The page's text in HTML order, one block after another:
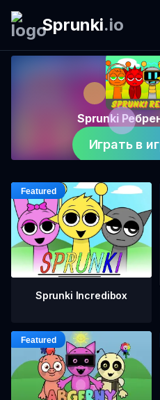
Sprunki.io
Sprunki
Играть в
Sprunki Incredibox